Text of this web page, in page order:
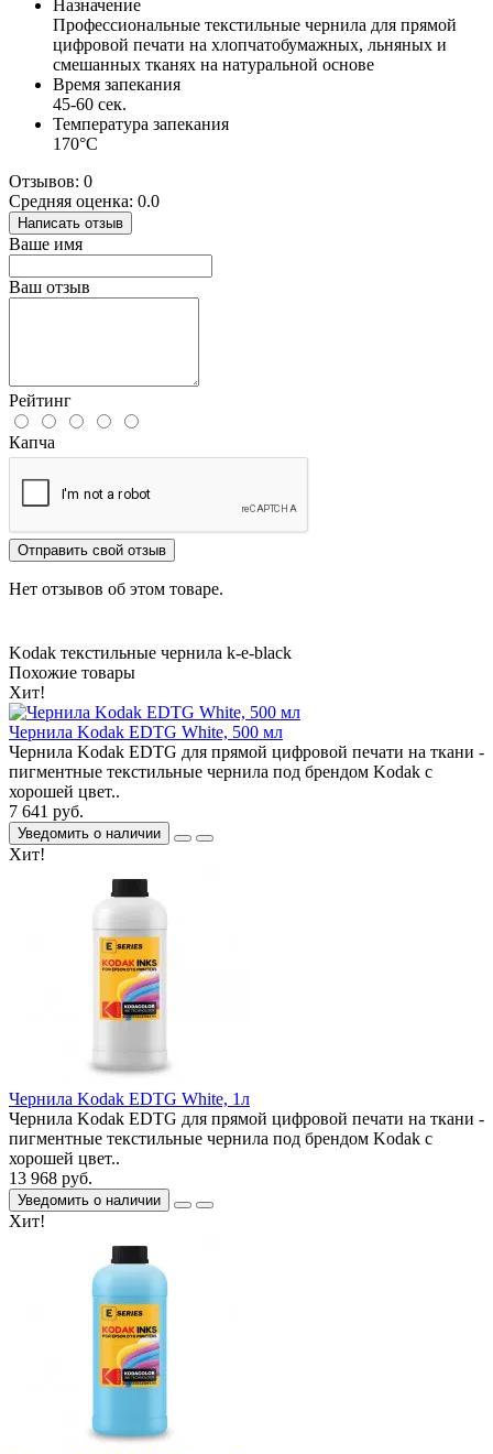
Назначение
Профессиональные текстильные чернила для прямой
цифровой печати на хлопчатобумажных, льняных и
смешанных тканях на натуральной основе
Время запекания
45-60 сек.
Температура запекания
170°С
Отзывов: 0
Средняя оценка: 0.0
Написать отзыв
Ваше имя
Ваш отзыв
Рейтинг
Капча
Отправить свой отзыв
Нет отзывов об этом товаре.
Kodak текстильные чернила k-e-black
Похожие товары
Хит!
Чернила Kodak EDTG White, 500 мл
Чернила Kodak EDTG для прямой цифровой печати на ткани -
пигментные текстильные чернила под брендом Kodak с
хорошей цвет..
7 641 руб.
Уведомить о наличии
Хит!
Чернила Kodak EDTG White, 1л
Чернила Kodak EDTG для прямой цифровой печати на ткани -
пигментные текстильные чернила под брендом Kodak с
хорошей цвет..
13 968 руб.
Уведомить о наличии
Хит!